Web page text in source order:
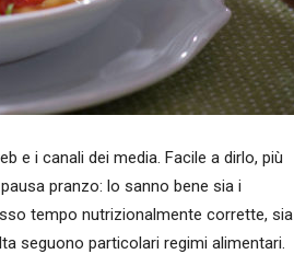
e i canali dei media. Facile a dirlo, più
pranzo: lo sanno bene sia i
tempo nutrizionalmente corrette, sia
seguono particolari regimi alimentari.